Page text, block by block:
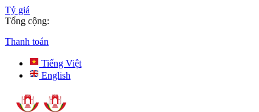
Tỷ giá
Tổng cộng:
Thanh toán
Tiếng Việt
English